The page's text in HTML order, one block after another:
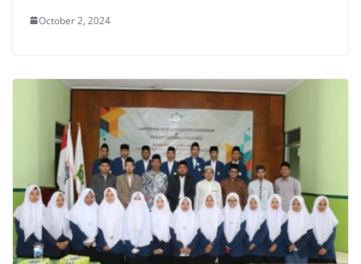
October 2, 2024